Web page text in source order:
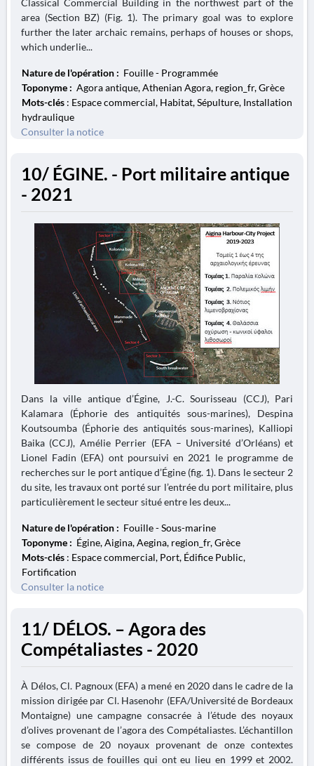
Classical Commercial Building in the northwest part of the
area (Section BZ) (Fig. 1). The primary goal was to explore
further the later archaic remains, perhaps of houses or shops,
which underlie...
Nature de l'opération : Fouille - Programmée
Toponyme : Agora antique, Athenian Agora, region_fr, Grèce
Mots-clés : Espace commercial, Habitat, Sépulture, Installation
hydraulique
Consulter la notice
10/ ÉGINE. - Port militaire antique
- 2021
Dans la ville antique d’Égine, J.-C. Sourisseau (CCJ), Pari
Kalamara (Éphorie des antiquités sous-marines), Despina
Koutsoumba (Éphorie des antiquités sous-marines), Kalliopi
Baika (CCJ), Amélie Perrier (EFA – Université d’Orléans) et
Lionel Fadin (EFA) ont poursuivi en 2021 le programme de
recherches sur le port antique d’Égine (fig. 1). Dans le secteur 2
du site, les travaux ont porté sur l’entrée du port militaire, plus
particulièrement le secteur situé entre les deux...
Nature de l'opération : Fouille - Sous-marine
Toponyme : Égine, Aigina, Aegina, region_fr, Grèce
Mots-clés : Espace commercial, Port, Édifice Public,
Fortification
Consulter la notice
11/ DÉLOS. – Agora des
Compétaliastes - 2020
À Délos, Cl. Pagnoux (EFA) a mené en 2020 dans le cadre de la
mission dirigée par Cl. Hasenohr (EFA/Université de Bordeaux
Montaigne) une campagne consacrée à l’étude des noyaux
d’olives provenant de l’agora des Compétaliastes. L’échantillon
se compose de 20 noyaux provenant de onze contextes
différents issus de fouilles qui ont eu lieu en 1999 et 2002.